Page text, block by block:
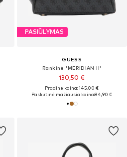
PASIŪLYMAS
GUESS
Rankinė 'MERIDIAN II'
130,50 €
Pradinė kaina: 145,00 €
Paskutinė mažiausia kaina:84,90 €